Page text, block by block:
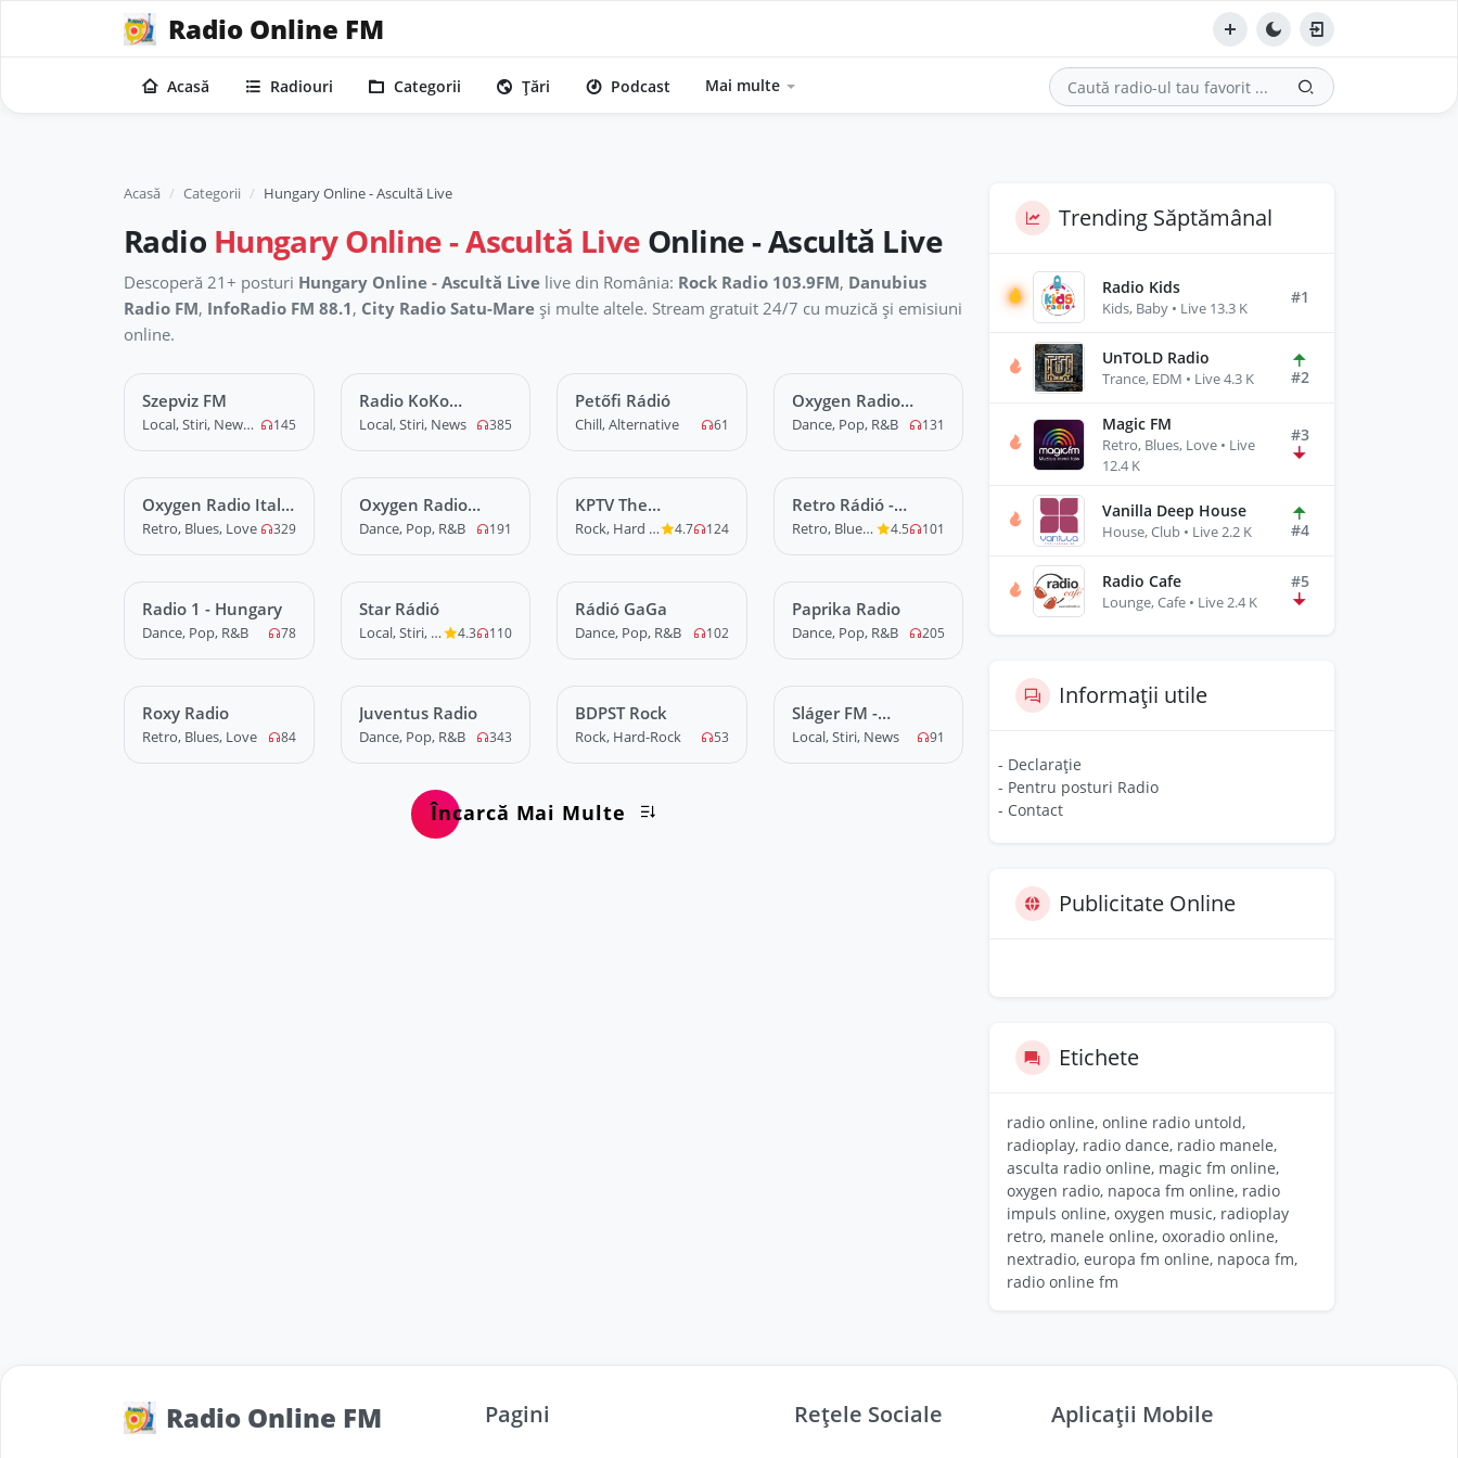
Radio Online FM
Acasă Radiouri Categorii Țări Podcast Mai multe
Acasă Categorii Hungary Online - Ascultă Live
Radio Hungary Online - Ascultă Live Online - Ascultă Live
Descoperă 21+ posturi Hungary Online - Ascultă Live live din România: Rock Radio 103.9FM, Danubius
Radio FM, InfoRadio FM 88.1, City Radio Satu-Mare și multe altele. Stream gratuit 24/7 cu muzică și emisiuni
online.
LIVE
Szepviz FM
Local, Stiri, News, Dance 145
LIVE
Radio KoKo
Marosvasarhely
Local, Stiri, News 385
LIVE
Petőfi Rádió
Chill, Alternative 61
LIVE
Oxygen Radio
Music Balaton
Dance, Pop, R&B 131
LIVE
Oxygen Radio Italo
Hits
Retro, Blues, Love 329
LIVE
Oxygen Radio
Music
Dance, Pop, R&B 191
LIVE
KPTV The
Rockstation
Rock, Hard Rock 4.7 124
LIVE
Retro Rádió -
HungaryRetro, Blues, Love 4.5 101
LIVE
Radio 1 - Hungary
Dance, Pop, R&B 78
LIVE
Star Rádió
Local, Stiri, News 4.3 110
LIVE
Rádió GaGa
Dance, Pop, R&B 102
LIVE
Paprika Radio
Dance, Pop, R&B 205
LIVE
Roxy Radio
Retro, Blues, Love 84
LIVE
Juventus Radio
Dance, Pop, R&B 343
LIVE
BDPST Rock
Rock, Hard-Rock 53
LIVE
Sláger FM -
Hungary
Local, Stiri, News 91
Încarcă Mai Multe
Trending Săptămânal
Radio Kids
Kids, Baby • Live 13.3 K
#1
UnTOLD Radio
Trance, EDM • Live 4.3 K #2
Magic FM
Retro, Blues, Love • Live
12.4 K
#3
Vanilla Deep House
House, Club • Live 2.2 K #4
Radio Cafe
Lounge, Cafe • Live 2.4 K
#5
Informații utile
- Declarație
- Pentru posturi Radio
- Contact
Publicitate Online
Etichete
radio online, online radio untold,
radioplay, radio dance, radio manele,
asculta radio online, magic fm online,
oxygen radio, napoca fm online, radio
impuls online, oxygen music, radioplay
retro, manele online, oxoradio online,
nextradio, europa fm online, napoca fm,
radio online fm
Radio Online FM Pagini Rețele Sociale Aplicații Mobile